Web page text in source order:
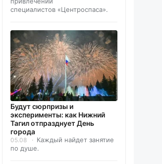
специалистов «Центроспаса».
Будут сюрпризы и
эксперименты: как Нижний
Тагил отпразднует День
города
05.08
Каждый найдет занятие
по душе.